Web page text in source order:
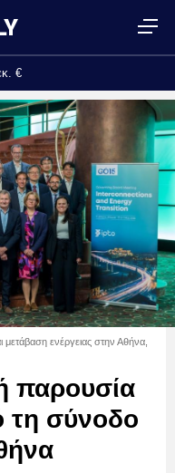
€
μετάβαση ενέργειας στην Αθήνα,
παρουσία
τη σύνοδο